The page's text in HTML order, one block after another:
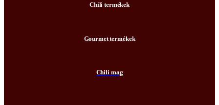
Chili termékek
Gourmet termékek
Chili mag